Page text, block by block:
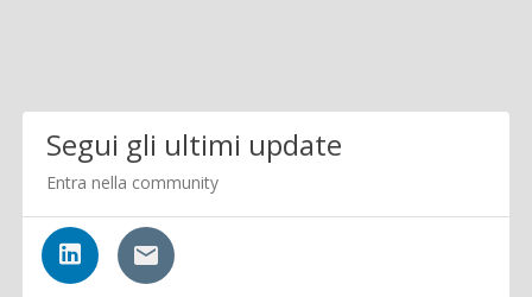
Segui gli ultimi update
Entra nella community